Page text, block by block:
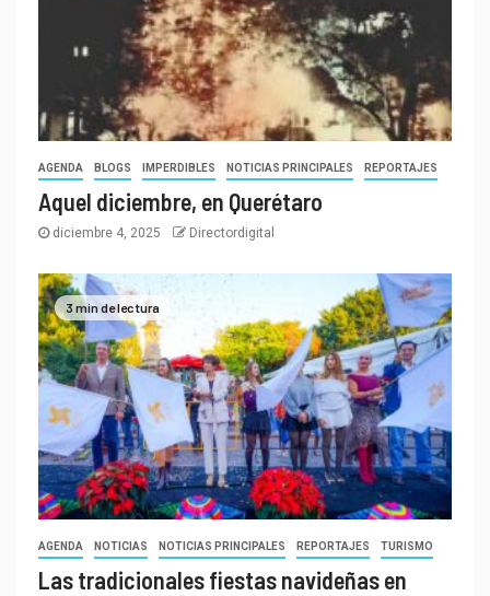
AGENDA BLOGS IMPERDIBLES NOTICIAS PRINCIPALES REPORTAJES
Aquel diciembre, en Querétaro
diciembre 4, 2025 Directordigital
3 min de lectura
AGENDA NOTICIAS NOTICIAS PRINCIPALES REPORTAJES TURISMO
Las tradicionales fiestas navideñas en